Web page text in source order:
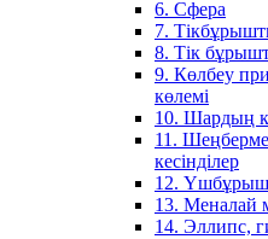
6. Сфера
7.
8. Тік
9. Көлбеу
көлемі
10. Шардың
11.
кесінділер
12.
13. Меналай
14. Эллипс,